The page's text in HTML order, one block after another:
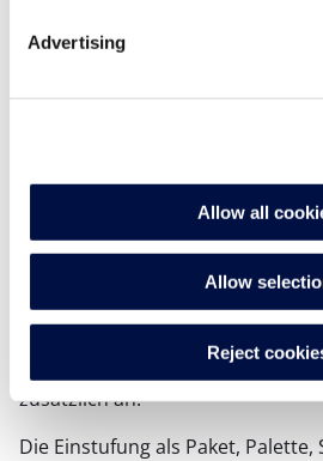
Advertising
Allow all
Allow
Reject
Lieferungen außerhalb
Maßgeblich für die Berechnung
Frachtfrei-Grenzen gelten nicht
Gefahrgut eingestufte Artikel
Übergewicht; hierfür fallen die
zusätzlich an.
Die Einstufung als Paket,